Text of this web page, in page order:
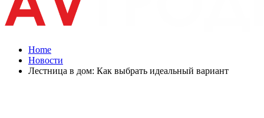
Home
Новости
Лестница в дом: Как выбрать идеальный вариант